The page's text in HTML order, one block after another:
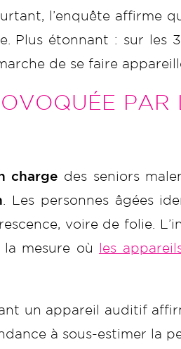
l’enquête affirme
Plus étonnant : sur les
de se faire
PAR
charge des seniors
. Les personnes âgées
voire de folie.
la mesure où
les
un appareil auditif
à sous-estimer la